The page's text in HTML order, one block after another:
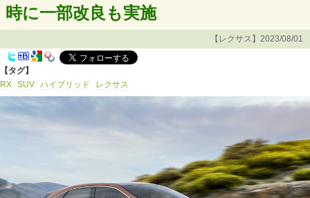
時に一部改良も実施
【レクサス】2023/08/01
【タグ】
RX SUV ハイブリッド レクサス